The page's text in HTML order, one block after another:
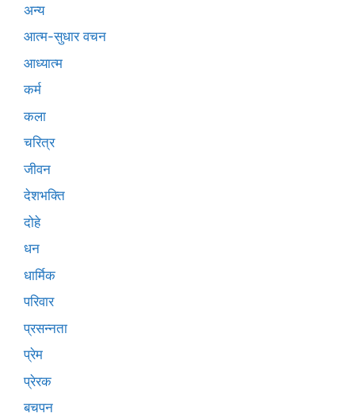
अन्य
आत्म-सुधार वचन
आध्यात्म
कर्म
कला
चरित्र
जीवन
देशभक्ति
दोहे
धन
धार्मिक
परिवार
प्रसन्नता
प्रेम
प्रेरक
बचपन